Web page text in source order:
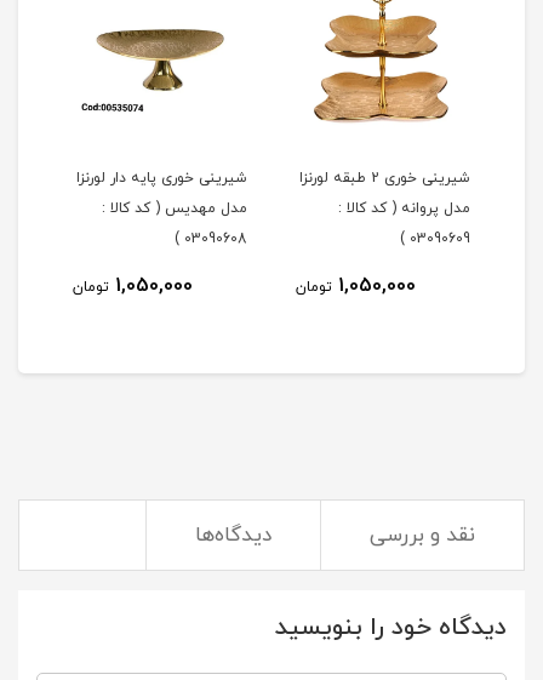
شیرینی خوری 2 طبقه لورنزا
مدل پروانه ( کد کالا :
03090609 )
1,050,000 تومان
شیرینی خوری پایه دار لورنزا
مدل مهدیس ( کد کالا :
03090608 )
1,050,000 تومان
نقد و بررسی دیدگاه‌ها
دیدگاه خود را بنویسید